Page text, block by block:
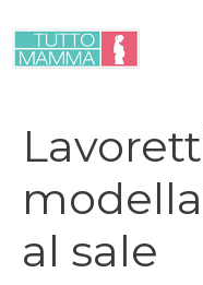
contenuto
al sale